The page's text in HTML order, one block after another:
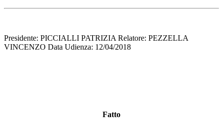
Presidente: PICCIALLI PATRIZIA Relatore: PEZZELLA
VINCENZO Data Udienza: 12/04/2018
Fatto